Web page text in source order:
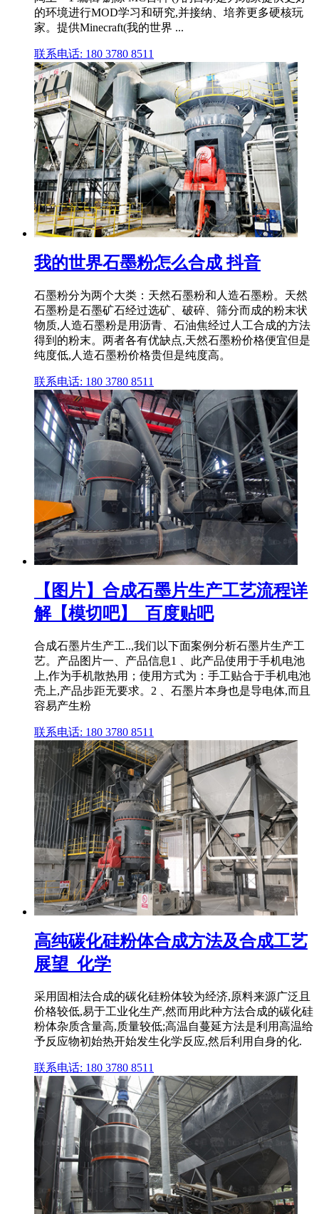
的环境进行MOD学习和研究,并接纳、培养更多硬核玩
家。提供Minecraft(我的世界 ...
联系电话: 180 3780 8511
我的世界石墨粉怎么合成 抖音
石墨粉分为两个大类：天然石墨粉和人造石墨粉。天然
石墨粉是石墨矿石经过选矿、破碎、筛分而成的粉末状
物质,人造石墨粉是用沥青、石油焦经过人工合成的方法
得到的粉末。两者各有优缺点,天然石墨粉价格便宜但是
纯度低,人造石墨粉价格贵但是纯度高。
联系电话: 180 3780 8511
【图片】合成石墨片生产工艺流程详
解【模切吧】_百度贴吧
合成石墨片生产工..,我们以下面案例分析石墨片生产工
艺。产品图片一、产品信息1 、此产品使用于手机电池
上,作为手机散热用；使用方式为：手工贴合于手机电池
壳上,产品步距无要求。2 、石墨片本身也是导电体,而且
容易产生粉
联系电话: 180 3780 8511
高纯碳化硅粉体合成方法及合成工艺
展望_化学
采用固相法合成的碳化硅粉体较为经济,原料来源广泛且
价格较低,易于工业化生产,然而用此种方法合成的碳化硅
粉体杂质含量高,质量较低;高温自蔓延方法是利用高温给
予反应物初始热开始发生化学反应,然后利用自身的化.
联系电话: 180 3780 8511